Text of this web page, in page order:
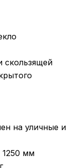
скользящей
на уличные и
1250 мм